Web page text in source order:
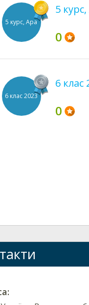
5 курс, Ара
5
0
6 клас 2023
6 клас
0